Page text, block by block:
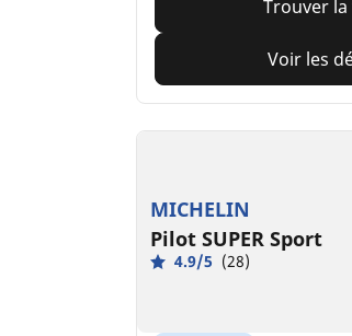
Trouver
Voir les
MICHELIN
Pilot SUPER Sport
4.9/5 (28)